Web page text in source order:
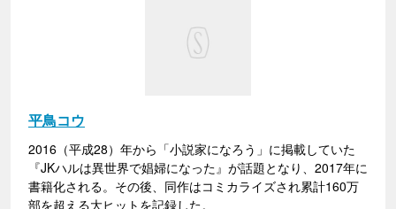
平鳥コウ
2016（平成28）年から「小説家になろう」に掲載していた
『JKハルは異世界で娼婦になった』が話題となり、2017年に
書籍化される。その後、同作はコミカライズされ累計160万
部を超える大ヒットを記録した。